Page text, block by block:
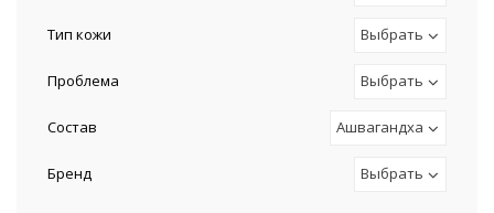
Тип кожи Выбрать
Проблема Выбрать
Состав Ашвагандха
Бренд Выбрать